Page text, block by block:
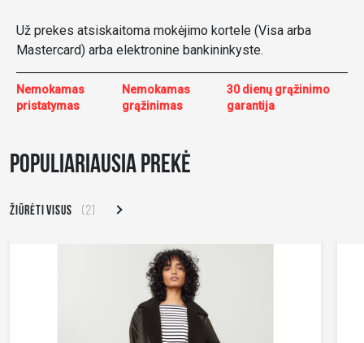
Už prekes atsiskaitoma mokėjimo kortele (Visa arba
Mastercard) arba elektronine bankininkyste.
Nemokamas
pristatymas
Nemokamas
grąžinimas
30 dienų grąžinimo
garantija
POPULIARIAUSIA PREKĖ
ŽIŪRĖTI VISUS (2)